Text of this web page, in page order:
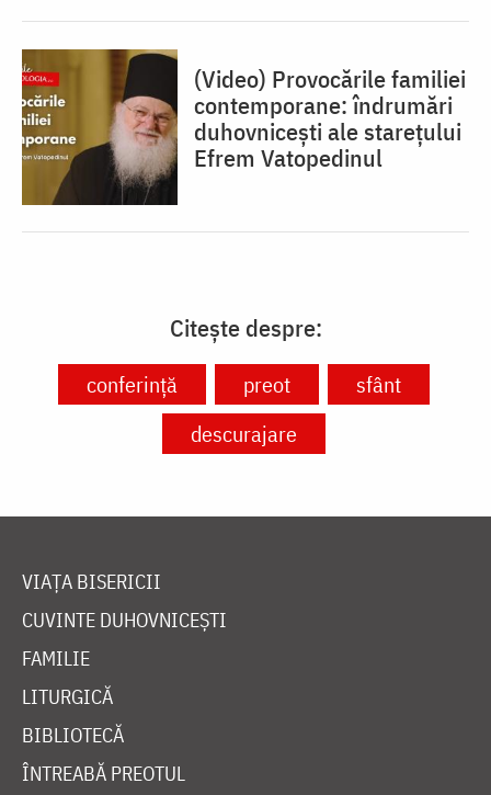
(Video) Provocările familiei
contemporane: îndrumări
duhovnicești ale starețului
Efrem Vatopedinul
Citește despre:
conferință preot
sfânt
descurajare
VIAȚA BISERICII
CUVINTE DUHOVNICEȘTI
FAMILIE
LITURGICĂ
BIBLIOTECĂ
ÎNTREABĂ PREOTUL